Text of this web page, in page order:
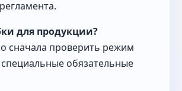
для продукции?
сначала проверить режим
обязательные